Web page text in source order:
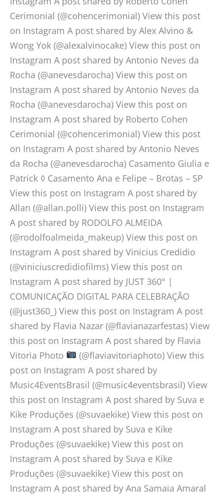
Cerimonial (@cohencerimonial) View this post
on Instagram A post shared by Alex Alvino &
Wong Yok (@alexalvinocake) View this post on
Instagram A post shared by Antonio Neves da
Rocha (@anevesdarocha) View this post on
Instagram A post shared by Antonio Neves da
Rocha (@anevesdarocha) View this post on
Instagram A post shared by Roberto Cohen
Cerimonial (@cohencerimonial) View this post
on Instagram A post shared by Antonio Neves
da Rocha (@anevesdarocha) Casamento Giulia e
Patrick ◊ Casamento Ana e Felipe – Brotas – SP
View this post on Instagram A post shared by
Allan (@allan.polli) View this post on Instagram
A post shared by RODOLFO ALMEIDA
(@rodolfoalmeida_makeup) View this post on
Instagram A post shared by Vinicius Credidio
(@viniciuscredidiofilms) View this post on
Instagram A post shared by JUST 360° |
COMUNICAÇÃO DIGITAL PARA CELEBRAÇÃO
(@just360_) View this post on Instagram A post
shared by Flavia Nazar (@flavianazarfestas) View
this post on Instagram A post shared by Flavia
Vitoria Photo
(@flaviavitoriaphoto) View this
post on Instagram A post shared by
Music4EventsBrasil (@music4eventsbrasil) View
this post on Instagram A post shared by Suva e
Kike Produções (@suvaekike) View this post on
Instagram A post shared by Suva e Kike
Produções (@suvaekike) View this post on
Instagram A post shared by Suva e Kike
Produções (@suvaekike) View this post on
Instagram A post shared by Ana Samaia Amaral